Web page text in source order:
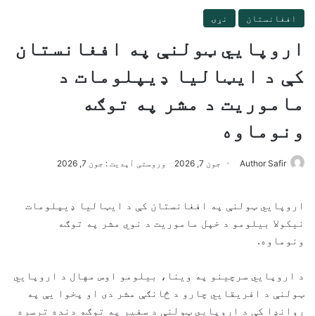
افغانستان نړۍ
اروپايي ټولنې په افغانستان
کې د ایټالیا ډیپلومات د
ماموریت د مشر په توګه
ونوماوه
Author Safir جون 7, 2026 وروستی آپدیت : جون 7, 2026
اروپایي ټولنې په افغانستان کې د ایټالیا ډیپلومات
نیکولا بیلومو د خپل ماموریت د نوي مشر په توګه
ونوماوه.
د اروپايي سرچینو په وینا، بیلومو اوس مهال د اروپايي
ټولنې د افریقایي چارو د څانګې مشر دی او پخوا یې په
روانډا کې د اروپايي ټولنې د سفیر په توګه دنده ترسره